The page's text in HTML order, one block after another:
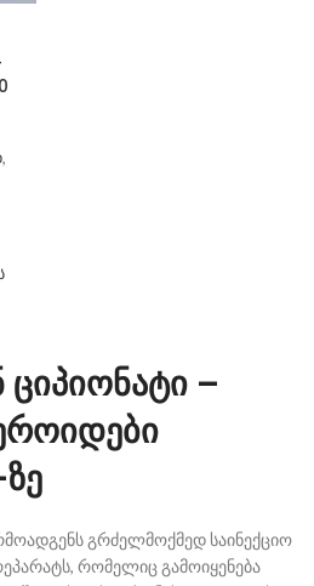
,
–
გრძელმოქმედ საინექციო
რომელიც გამოიყენება